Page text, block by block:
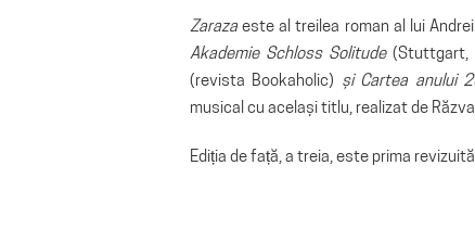
Zaraza este al treilea roman al lui
Akademie Schloss Solitude(Stuttgart,
(revista Bookaholic) și Cartea anului
musical cu același titlu, realizat de
Ediția de față, a treia, este prima